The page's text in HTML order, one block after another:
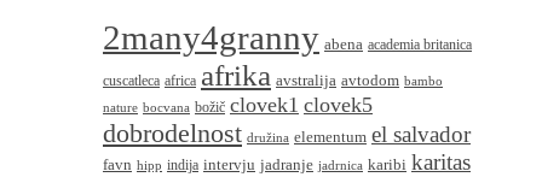
2many4granny abena academia britanica
cuscatleca africa afrika avstralija avtodom bambo
nature bocvana božič clovek1 clovek5
dobrodelnost družina elementum el salvador
favn hipp indija intervju jadranje jadrnica karibi karitas